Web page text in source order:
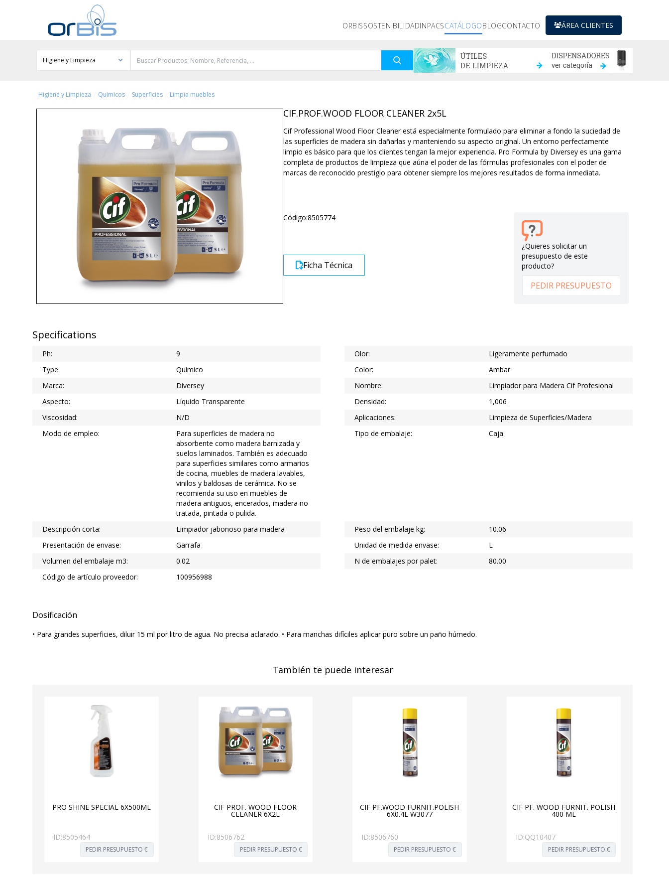
ORBISSOSTENIBILIDADINPACSCATÁLOGOBLOGCONTACTO ÁREA CLIENTES
Higiene y Limpieza
Higiene y Limpieza Quimicos Superficies Limpia muebles
CIF.PROF.WOOD FLOOR CLEANER 2x5L
Cif Professional Wood Floor Cleaner está especialmente formulado para eliminar a fondo la suciedad de
las superficies de madera sin dañarlas y manteniendo su aspecto original. Un entorno perfectamente
limpio es básico para que los clientes tengan la mejor experiencia. Pro Formula by Diversey es una gama
completa de productos de limpieza que aúna el poder de las fórmulas profesionales con el poder de
marcas de reconocido prestigio para obtener siempre los mejores resultados de forma inmediata.
Código:8505774
Ficha Técnica
¿Quieres solicitar un
presupuesto de este
producto?
PEDIR PRESUPUESTO
Specifications
Ph: 9 Olor:
Ligeramente perfumado
Type:
Químico Color:
Ambar
Marca:
Diversey Nombre:
Limpiador para Madera Cif Profesional
Aspecto:
Líquido Transparente Densidad:
1,006
Viscosidad:
N/D Aplicaciones:
Limpieza de Superficies/Madera
Modo de empleo:
Para superficies de madera no
absorbente como madera barnizada y
suelos laminados. También es adecuado
para superficies similares como armarios
de cocina, muebles de madera lavables,
vinilos y baldosas de cerámica. No se
recomienda su uso en muebles de
madera antiguos, encerados, madera no
tratada, pintada o pulida.
Tipo de embalaje: Caja
Descripción corta: Limpiador jabonoso para madera Peso del embalaje kg:
10.06
Presentación de envase:
Garrafa Unidad de medida envase:
L
Volumen del embalaje m3:
0.02 N de embalajes por palet:
80.00
Código de artículo proveedor:
100956988
Dosificación
• Para grandes superficies, diluir 15 ml por litro de agua. No precisa aclarado. • Para manchas difíciles aplicar puro sobre un paño húmedo.
También te puede interesar
PRO SHINE SPECIAL 6X500ML
ID:8505464
PEDIR PRESUPUESTO €
CIF PROF. WOOD FLOOR
CLEANER 6X2L
ID:8506762
PEDIR PRESUPUESTO €
CIF PF.WOOD FURNIT.POLISH
6X0.4L W3077
ID:8506760
PEDIR PRESUPUESTO €
CIF PF. WOOD FURNIT. POLISH
400 ML
ID:QQ10407
PEDIR PRESUPUESTO €